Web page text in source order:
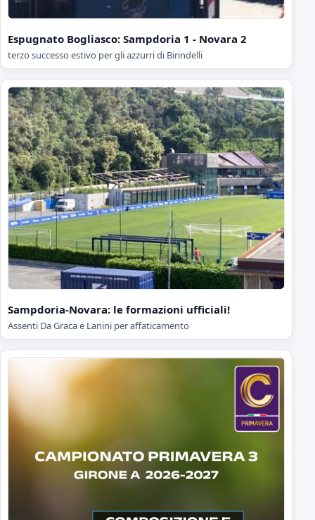
Espugnato Bogliasco: Sampdoria 1 - Novara 2
terzo successo estivo per gli azzurri di Birindelli
Sampdoria-Novara: le formazioni ufficiali!
Assenti Da Graca e Lanini per affaticamento